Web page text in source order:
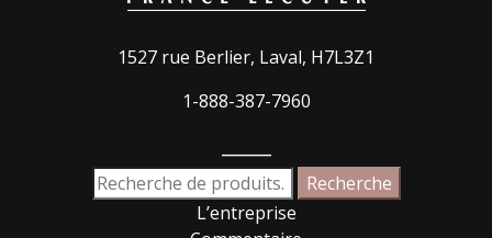
1527 rue Berlier, Laval, H7L3Z1
1-888-387-7960
Recherche
pour :
Recherche
L’entreprise